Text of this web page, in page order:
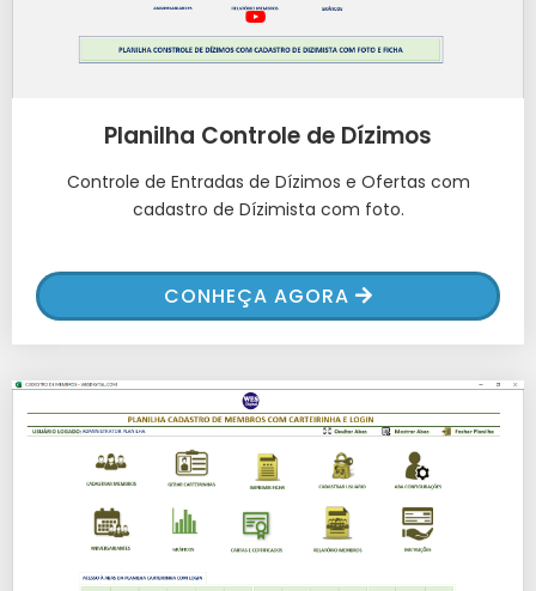
Planilha Controle de Dízimos
Controle de Entradas de Dízimos e Ofertas com
cadastro de Dízimista com foto.
CONHEÇA AGORA